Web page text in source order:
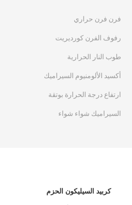
فرن فرن حراري
رفوف الفرن كورديريت
طوب النار الحرارية
أكسيد الألومنيوم السيراميك
ارتفاع درجة الحرارة بوتقة
السيراميك شواء شواء
كربيد السيليكون الحزم